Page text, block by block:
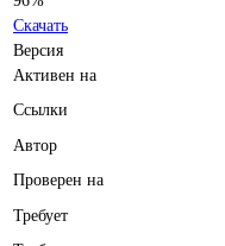
Скачать
Версия
Активен на
Ссылки
Автор
Проверен на
Требует